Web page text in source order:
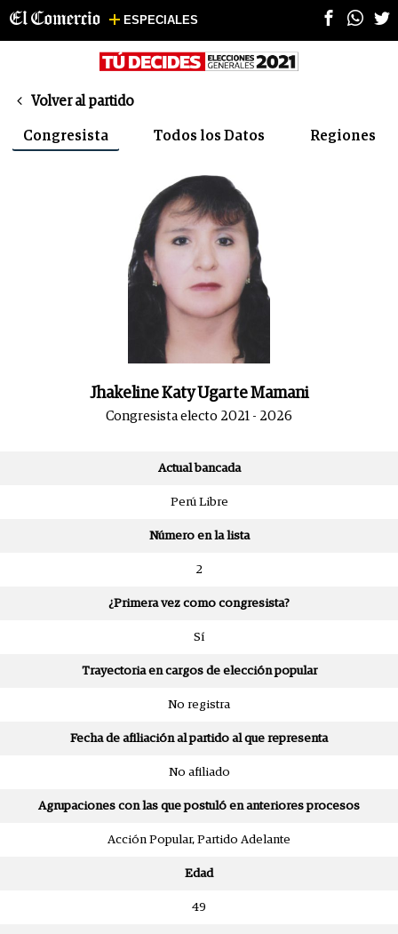
ESPECIALES
 Volver al partido
Congresista Todos los Datos Regiones
Jhakeline Katy Ugarte Mamani
Congresista electo 2021 - 2026
Actual bancada
Perú Libre
Número en la lista
2
¿Primera vez como congresista?
Sí
Trayectoria en cargos de elección popular
No registra
Fecha de afiliación al partido al que representa
No afiliado
Agrupaciones con las que postuló en anteriores procesos
Acción Popular, Partido Adelante
Edad
49